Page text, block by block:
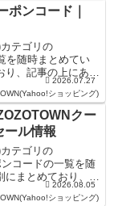
ポンコード｜
テゴリの
を随時まとめてい
り、記事の上にある
2026.07.27
ショッピング)
クー
ール情報
テゴリの
コードの一覧を随
にまとめており、記
2026.08.05
ショッピング)